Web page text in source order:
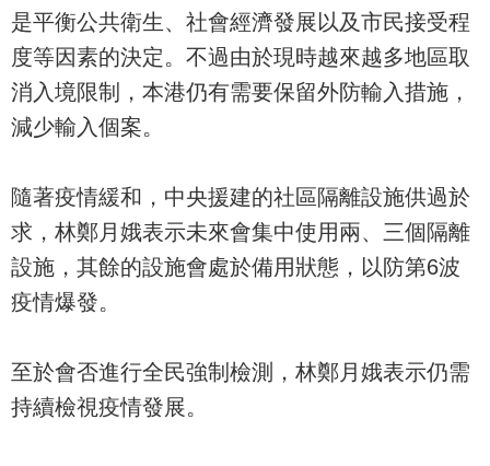
是平衡公共衛生、社會經濟發展以及市民接受程
度等因素的決定。不過由於現時越來越多地區取
消入境限制，本港仍有需要保留外防輸入措施，
減少輸入個案。
隨著疫情緩和，中央援建的社區隔離設施供過於
求，林鄭月娥表示未來會集中使用兩、三個隔離
設施，其餘的設施會處於備用狀態，以防第6波
疫情爆發。
至於會否進行全民強制檢測，林鄭月娥表示仍需
持續檢視疫情發展。